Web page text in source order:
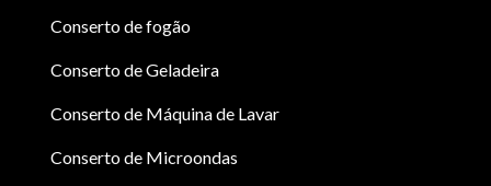
Conserto de fogão
Conserto de Geladeira
Conserto de Máquina de Lavar
Conserto de Microondas